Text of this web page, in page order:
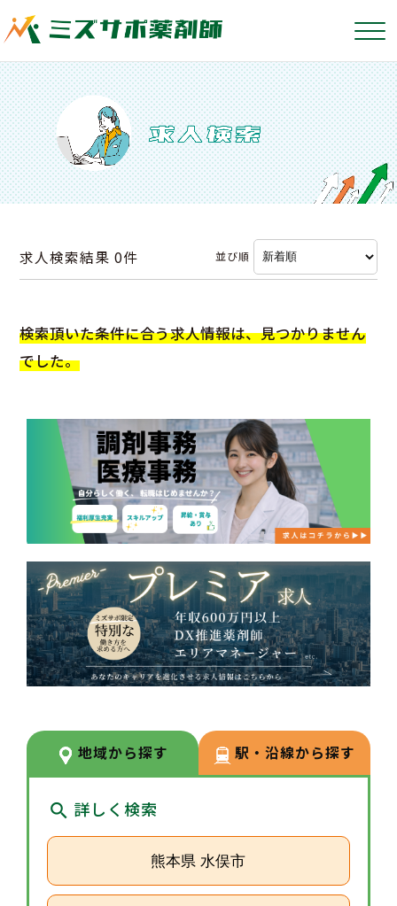
求人検索結果0件 並び順
検索頂いた条件に合う求人情報は、見つかりません
でした。
地域から探す 駅・沿線から探す
詳しく検索
熊本県 水俣市